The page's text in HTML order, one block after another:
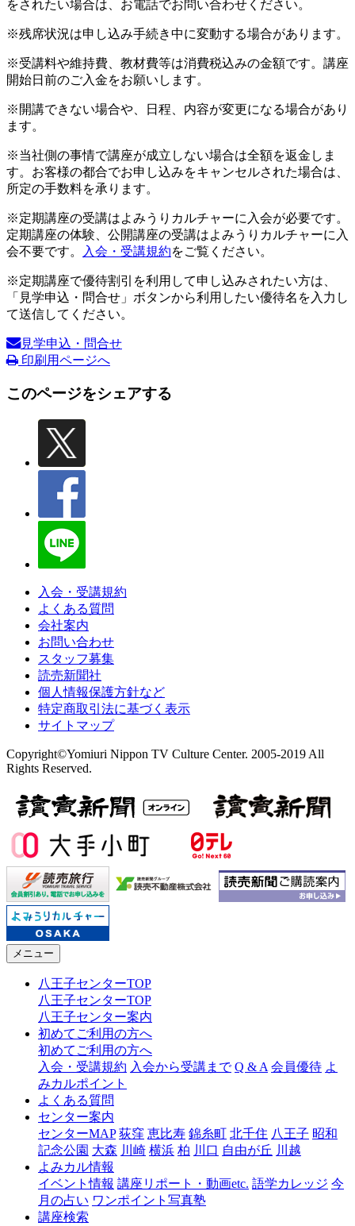
をされたい場合は、お電話でお問い合わせください。
※残席状況は申し込み手続き中に変動する場合があります。
※受講料や維持費、教材費等は消費税込みの金額です。講座
開始日前のご入金をお願いします。
※開講できない場合や、日程、内容が変更になる場合があり
ます。
※当社側の事情で講座が成立しない場合は全額を返金しま
す。お客様の都合でお申し込みをキャンセルされた場合は、
所定の手数料を承ります。
※定期講座の受講はよみうりカルチャーに入会が必要です。
定期講座の体験、公開講座の受講はよみうりカルチャーに入
会不要です。
入会・受講規約をご覧ください。
※定期講座で優待割引を利用して申し込みされたい方は、
「見学申込・問合せ」ボタンから利用したい優待名を入力し
て送信してください。
見学申込・問合せ
印刷用ページへ
このページをシェアする
入会・受講規約
よくある質問
会社案内
お問い合わせ
スタッフ募集
読売新聞社
個人情報保護方針など
特定商取引法に基づく表示
サイトマップ
Copyright©Yomiuri Nippon TV Culture Center. 2005-2019 All
Rights Reserved.
メニュー
八王子センターTOP
八王子センターTOP
八王子センター案内
初めてご利用の方へ
初めてご利用の方へ
入会・受講規約 入会から受講まで Q & A 会員優待 よ
みカルポイント
よくある質問
センター案内
センターMAP 荻窪 恵比寿 錦糸町 北千住 八王子 昭和
記念公園 大森 川崎 横浜 柏 川口 自由が丘 川越
よみカル情報
イベント情報 講座リポート・動画etc. 語学カレッジ 今
月の占い ワンポイント写真塾
講座検索